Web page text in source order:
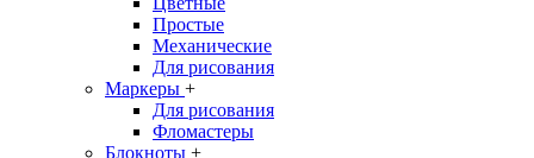
Простые
Механические
Для рисования
Маркеры +
Для рисования
Фломастеры
Блокноты +